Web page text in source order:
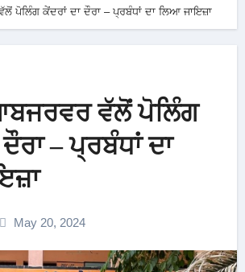
ਪੋਲਿੰਗ ਕੇਂਦਰਾਂ ਦਾ ਦੌਰਾ – ਪ੍ਰਬੰਧਾਂ ਦਾ ਲਿਆ ਜਾਇਜ਼ਾ
ਵੱਲੋਂ ਪੋਲਿੰਗ
– ਪ੍ਰਬੰਧਾਂ ਦਾ
May 20, 2024